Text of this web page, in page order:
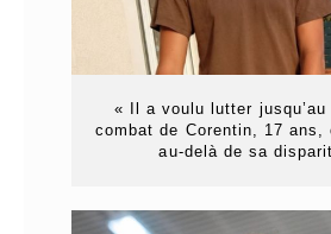
« Il a voulu lutter
combat de Corentin, 17 ans,
au-delà de sa